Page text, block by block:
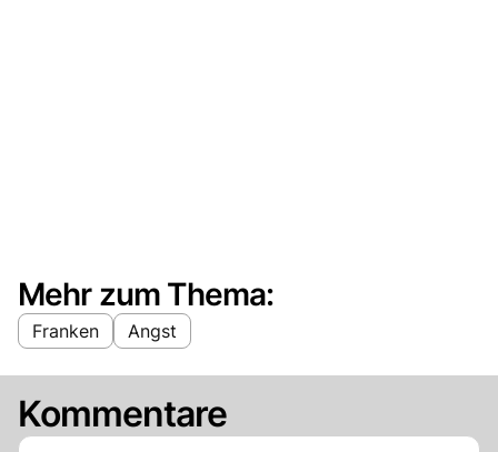
Mehr zum Thema:
Franken Angst
Kommentare